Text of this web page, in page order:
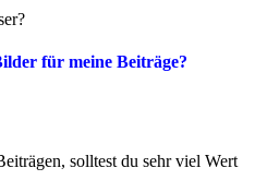
für meine Beiträge?
solltest du sehr viel Wert